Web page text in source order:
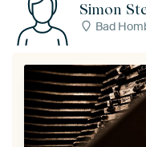
Simon
Bad